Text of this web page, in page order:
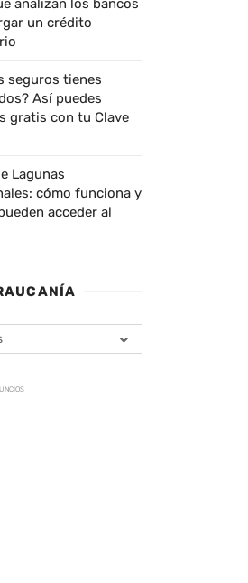
analizan los bancos
un crédito
seguros tienes
Así puedes
gratis con tu Clave
Lagunas
cómo funciona y
acceder al